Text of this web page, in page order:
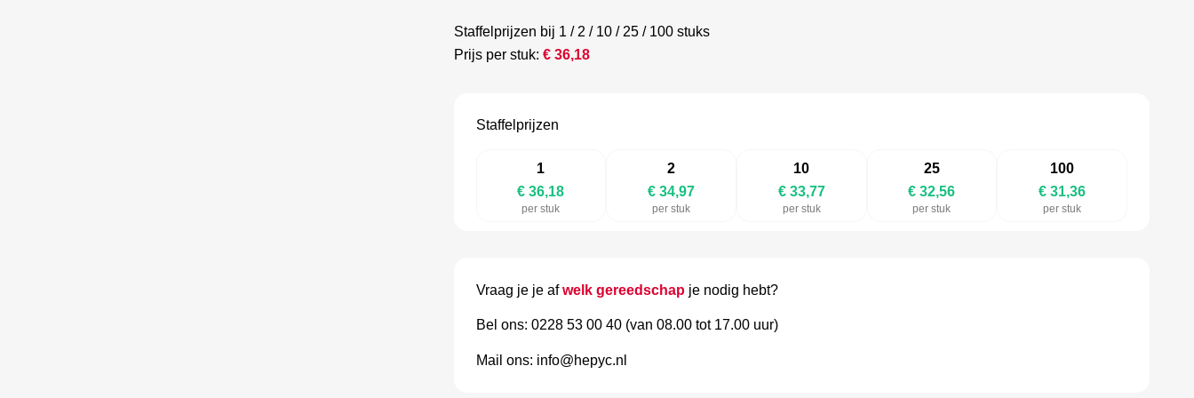
Staffelprijzen bij 1 / 2 / 10 / 25 / 100 stuks
Prijs per stuk: € 36,18
Staffelprijzen
1
€ 36,18
per stuk
2
€ 34,97
per stuk
10
€ 33,77
per stuk
25
€ 32,56
per stuk
100
€ 31,36
per stuk
Vraag je je afwelk gereedschapje nodig hebt?
Bel ons: 0228 53 00 40 (van 08.00 tot 17.00 uur)
Mail ons: info@hepyc.nl